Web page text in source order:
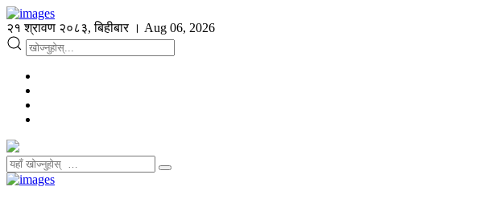
२१ श्रावण २०८३, बिहीबार । Aug 06, 2026